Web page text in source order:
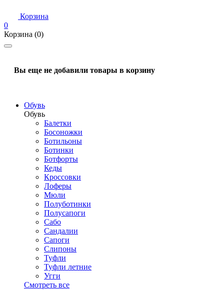
Корзина
0
Корзина (0)
Вы еще не добавили товары в корзину
Обувь
Обувь
Балетки
Босоножки
Ботильоны
Ботинки
Ботфорты
Кеды
Кроссовки
Лоферы
Мюли
Полуботинки
Полусапоги
Сабо
Сандалии
Сапоги
Слипоны
Туфли
Туфли летние
Угги
Смотреть все